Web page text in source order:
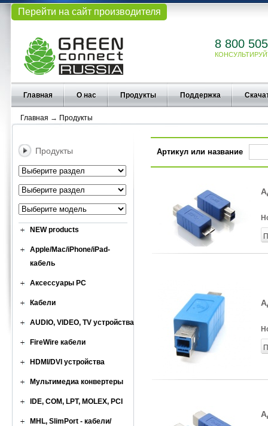
Перейти на сайт производителя
8 800
Главная О нас Продукты Поддержка
Главная → Продукты
Продукты
NEW products
Apple/Mac/iPhone/iPad-
кабель
Аксессуары PC
Кабели
AUDIO, VIDEO, TV устройства
FireWire кабели
HDMI/DVI устройства
Мультимедиа конвертеры
IDE, COM, LPT, MOLEX, PCI
MHL, SlimPort - кабели/
Артикул или название